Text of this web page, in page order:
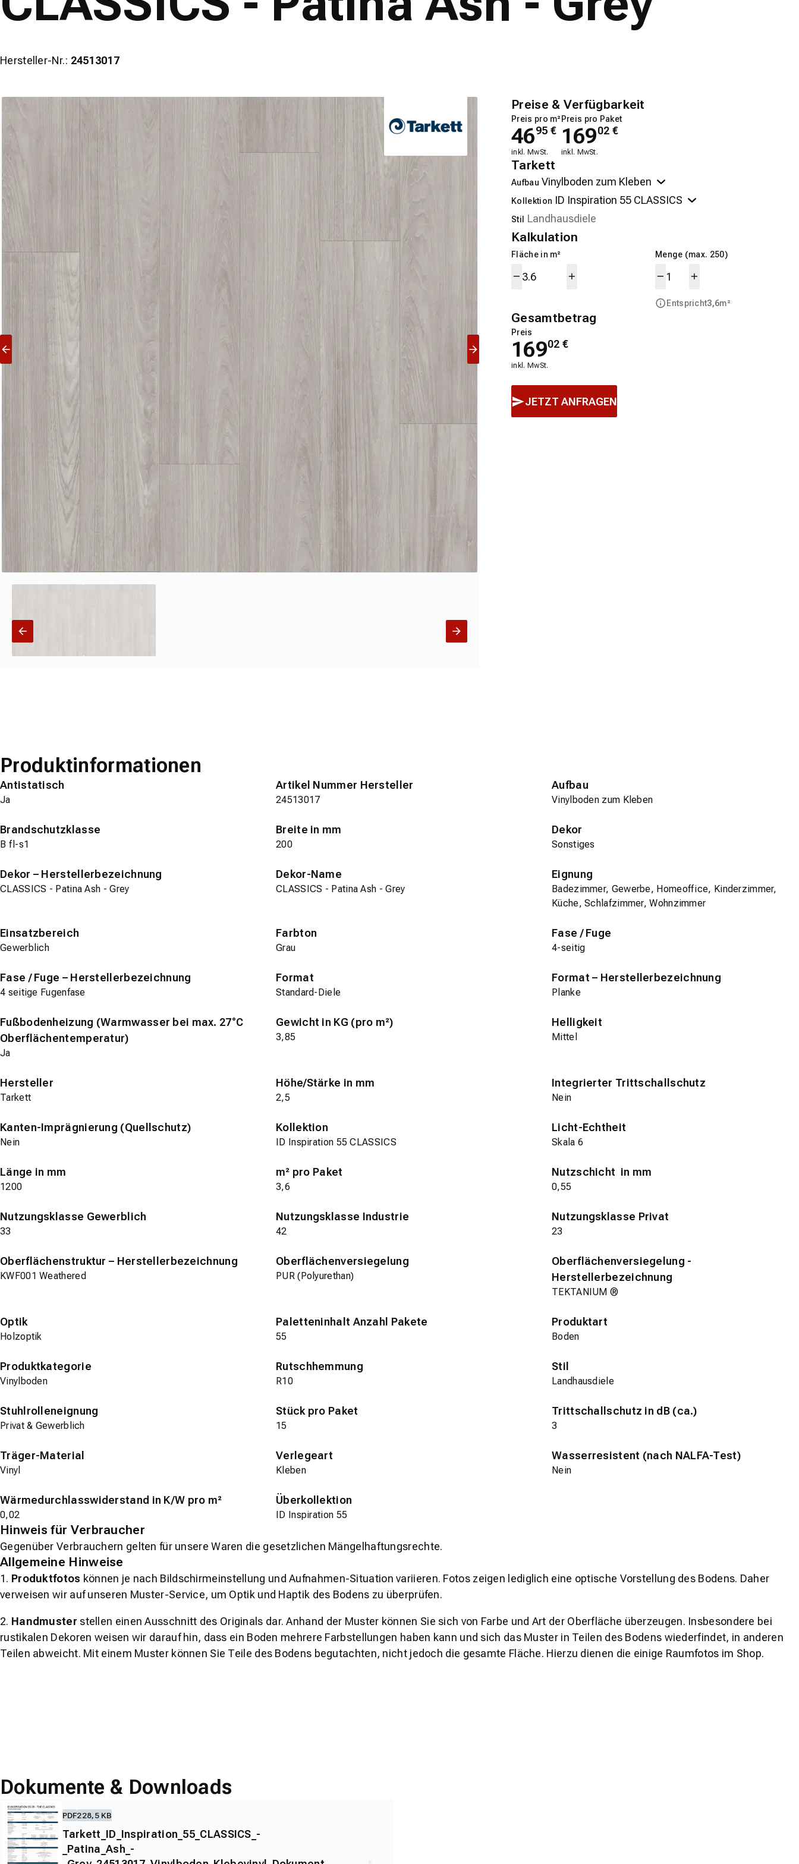
Hersteller-Nr.: 24513017
Preise & Verfügbarkeit
Preis pro m²
4695 €
inkl. MwSt.
Preis pro Paket
16902 €
inkl. MwSt.
Tarkett
Aufbau
Kollektion
Stil
Kalkulation
Fläche in m² Menge (max. 250)
Entspricht3,6m²
Gesamtbetrag
Preis
16902 €
inkl. MwSt.
JETZT ANFRAGEN
Produktinformationen
Antistatisch
Ja
Artikel Nummer Hersteller
24513017
Aufbau
Vinylboden zum Kleben
Brandschutzklasse
B fl-s1
Breite in mm
200
Dekor
Sonstiges
Dekor – Herstellerbezeichnung
CLASSICS - Patina Ash - Grey
Dekor-Name
CLASSICS - Patina Ash - Grey
Eignung
Badezimmer, Gewerbe, Homeoffice, Kinderzimmer,
Küche, Schlafzimmer, Wohnzimmer
Einsatzbereich
Gewerblich
Farbton
Grau
Fase / Fuge
4-seitig
Fase / Fuge – Herstellerbezeichnung
4 seitige Fugenfase
Format
Standard-Diele
Format – Herstellerbezeichnung
Planke
Fußbodenheizung (Warmwasser bei max. 27°C
Oberflächentemperatur)
Ja
Gewicht in KG (pro m²)
3,85
Helligkeit
Mittel
Hersteller
Tarkett
Höhe/Stärke in mm
2,5
Integrierter Trittschallschutz
Nein
Kanten-Imprägnierung (Quellschutz)
Nein
Kollektion
ID Inspiration 55 CLASSICS
Licht-Echtheit
Skala 6
Länge in mm
1200
m² pro Paket
3,6
Nutzschicht in mm
0,55
Nutzungsklasse Gewerblich
33
Nutzungsklasse Industrie
42
Nutzungsklasse Privat
23
Oberflächenstruktur – Herstellerbezeichnung
KWF001 Weathered
Oberflächenversiegelung
PUR (Polyurethan)
Oberflächenversiegelung -
Herstellerbezeichnung
TEKTANIUM ®
Optik
Holzoptik
Paletteninhalt Anzahl Pakete
55
Produktart
Boden
Produktkategorie
Vinylboden
Rutschhemmung
R10
Stil
Landhausdiele
Stuhlrolleneignung
Privat & Gewerblich
Stück pro Paket
15
Trittschallschutz in dB (ca.)
3
Träger-Material
Vinyl
Verlegeart
Kleben
Wasserresistent (nach NALFA-Test)
Nein
Wärmedurchlasswiderstand in K/W pro m²
0,02
Überkollektion
ID Inspiration 55
Hinweis für Verbraucher
Gegenüber Verbrauchern gelten für unsere Waren die gesetzlichen Mängelhaftungsrechte.
Allgemeine Hinweise
1. Produktfotos können je nach Bildschirmeinstellung und Aufnahmen-Situation variieren. Fotos zeigen lediglich eine optische Vorstellung des Bodens. Daher
verweisen wir auf unseren Muster-Service, um Optik und Haptik des Bodens zu überprüfen.
2. Handmuster stellen einen Ausschnitt des Originals dar. Anhand der Muster können Sie sich von Farbe und Art der Oberfläche überzeugen. Insbesondere bei
rustikalen Dekoren weisen wir darauf hin, dass ein Boden mehrere Farbstellungen haben kann und sich das Muster in Teilen des Bodens wiederfindet, in anderen
Teilen abweicht. Mit einem Muster können Sie Teile des Bodens begutachten, nicht jedoch die gesamte Fläche. Hierzu dienen die einige Raumfotos im Shop.
Dokumente & Downloads
PDF228,5 KB
Tarkett_ID_Inspiration_55_CLASSICS_-
_Patina_Ash_-